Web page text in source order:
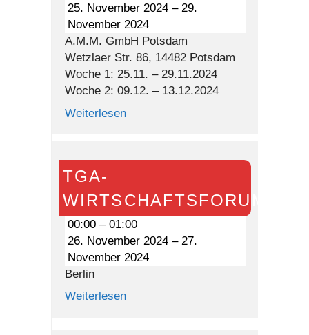
25. November 2024 – 29.
November 2024
A.M.M. GmbH Potsdam
Wetzlaer Str. 86, 14482 Potsdam
Woche 1: 25.11. – 29.11.2024
Woche 2: 09.12. – 13.12.2024
Weiterlesen
Wirtschaftsforum
TGA-
WIRTSCHAFTSFORUM
00:00 – 01:00
26. November 2024 – 27.
November 2024
Berlin
Weiterlesen